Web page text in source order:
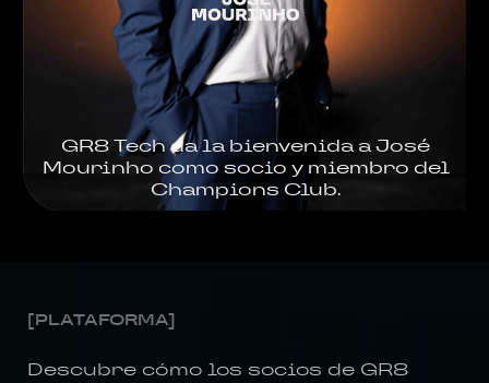
GR8 Tech da la bienvenida a José
Mourinho como socio y miembro del
Champions Club.
[PLATAFORMA]
Descubre cómo los socios de GR8